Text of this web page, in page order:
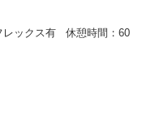
レックス有 休憩時間：60